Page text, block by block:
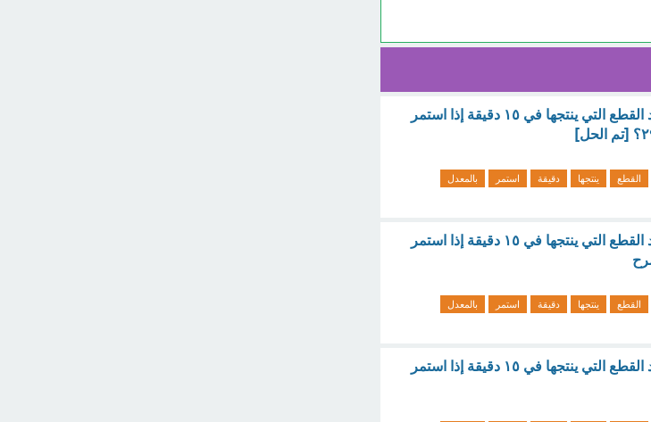
ينتج أحد العمال ١١٤ قطعة في ٦ دقائق. ماعدد القطع التي ينتجها في ١٥ دقيقة إذا استمر
القطع ينتجها دقيقة استمر
بالمعدل
ينتج أحد العمال ١١٤ قطعة في ٦ دقائق. ماعدد القطع التي ينتجها في ١٥ دقيقة إذا استمر
القطع ينتجها دقيقة استمر
بالمعدل
ينتج أحد العمال ١١٤ قطعة في ٦ دقائق. ماعدد القطع التي ينتجها في ١٥ دقيقة إذا استمر